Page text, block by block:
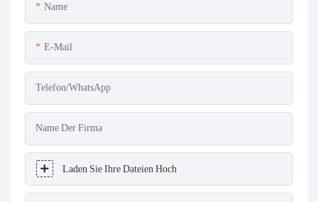
Name
E-Mail
Telefon/WhatsApp
Name Der Firma
Laden Sie Ihre Dateien Hoch